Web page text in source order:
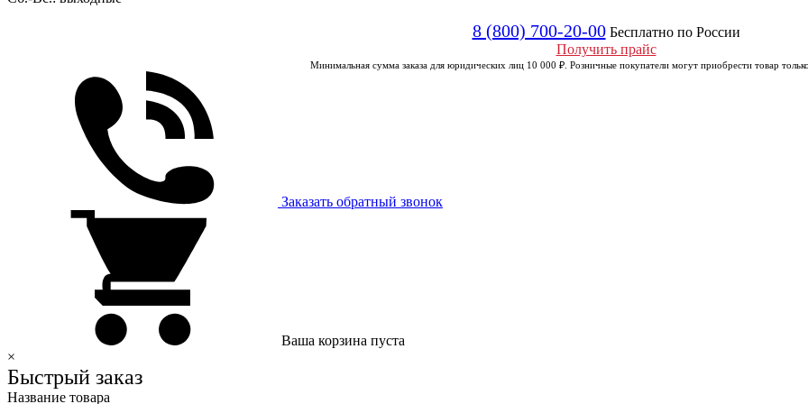
8 (800) 700-20-00 Бесплатно по России
Получить прайс
Минимальная сумма заказа для юридических лиц 10 000 ₽. Розничные покупатели могут приобрести товар
Заказать обратный звонок
Ваша корзина пуста
×
Быстрый заказ
Название товара